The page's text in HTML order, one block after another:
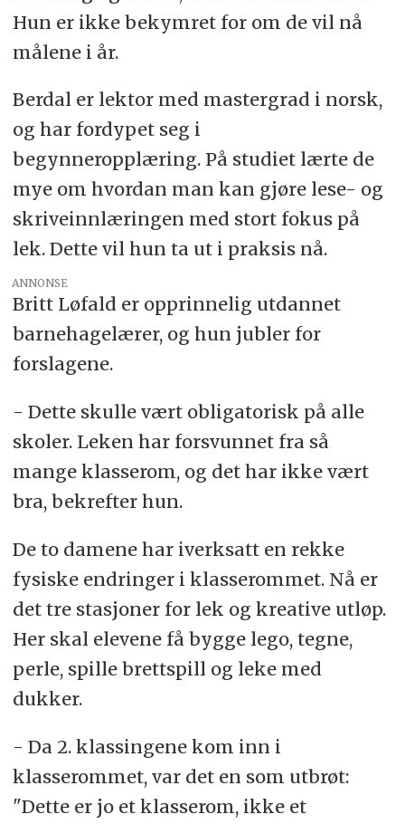
Hun er ikke bekymret for om de vil nå
målene i år.
Berdal er lektor med mastergrad i norsk,
og har fordypet seg i
begynneropplæring. På studiet lærte de
mye om hvordan man kan gjøre lese- og
skriveinnlæringen med stort fokus på
lek. Dette vil hun ta ut i praksis nå.
ANNONSE
Britt Løfald er opprinnelig utdannet
barnehagelærer, og hun jubler for
forslagene.
- Dette skulle vært obligatorisk på alle
skoler. Leken har forsvunnet fra så
mange klasserom, og det har ikke vært
bra, bekrefter hun.
De to damene har iverksatt en rekke
fysiske endringer i klasserommet. Nå er
det tre stasjoner for lek og kreative utløp.
Her skal elevene få bygge lego, tegne,
perle, spille brettspill og leke med
dukker.
- Da 2. klassingene kom inn i
klasserommet, var det en som utbrøt:
"Dette er jo et klasserom, ikke et